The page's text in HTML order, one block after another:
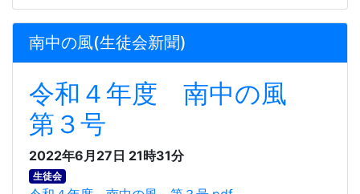
南中の風(生徒会新聞)
令和４年度 南中の風
第３号
2022年6月27日 21時31分
生徒会